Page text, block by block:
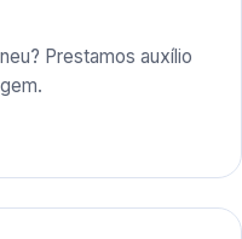
Prestamos auxílio